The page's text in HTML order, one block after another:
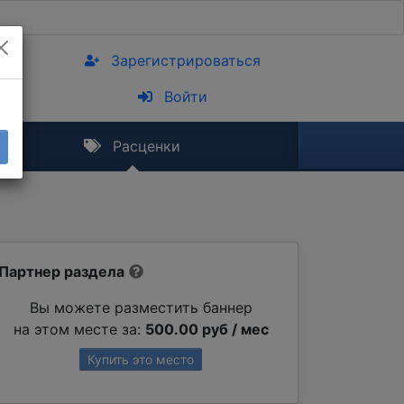
Зарегистрироваться
Войти
Расценки
Партнер раздела
Вы можете разместить баннер
на этом месте за: 500.00 руб / мес
Купить это место